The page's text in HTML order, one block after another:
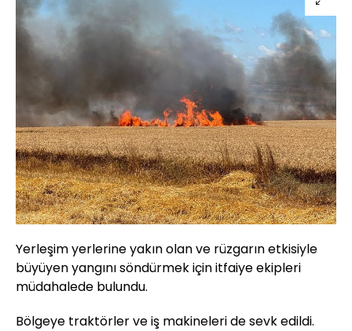
Yerleşim yerlerine yakın olan ve rüzgarın etkisiyle
büyüyen yangını söndürmek için itfaiye ekipleri
müdahalede bulundu.
Bölgeye traktörler ve iş makineleri de sevk edildi.